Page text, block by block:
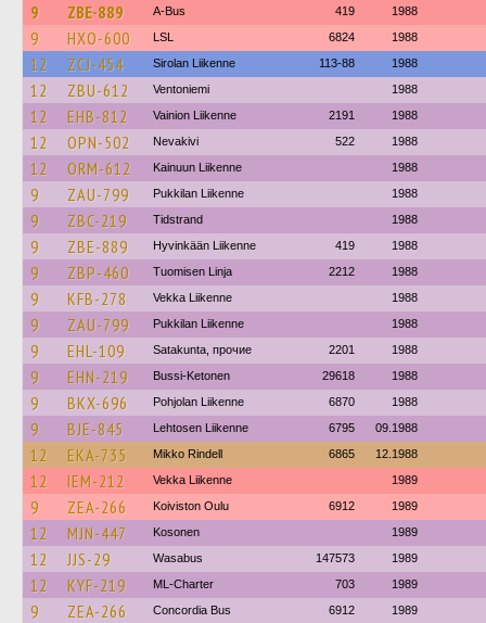
9 ZBE-889 A-Bus 419 1988
9 HXO-600 LSL 6824 1988
12 ZCJ-454 Sirolan Liikenne 113-88 1988
12 ZBU-612 Ventoniemi 1988
12 EHB-812 Vainion Liikenne 2191 1988
12 OPN-502 Nevakivi 522 1988
12 ORM-612 Kainuun Liikenne 1988
9 ZAU-799 Pukkilan Liikenne 1988
9 ZBC-219 Tidstrand 1988
9 ZBE-889 Hyvinkään Liikenne 419 1988
9 ZBP-460 Tuomisen Linja 2212 1988
9 KFB-278 Vekka Liikenne 1988
9 ZAU-799 Pukkilan Liikenne 1988
9 EHL-109 Satakunta, прочие 2201 1988
9 EHN-219 Bussi-Ketonen 29618 1988
9 BKX-696 Pohjolan Liikenne 6870 1988
9 BJE-845 Lehtosen Liikenne 6795 09.1988
12 EKA-735 Mikko Rindell 6865 12.1988
12 IEM-212 Vekka Liikenne 1989
9 ZEA-266 Koiviston Oulu 6912 1989
12 MJN-447 Kosonen 1989
12 JJS-29 Wasabus 147573 1989
12 KYF-219 ML-Charter 703 1989
9 ZEA-266 Concordia Bus 6912 1989